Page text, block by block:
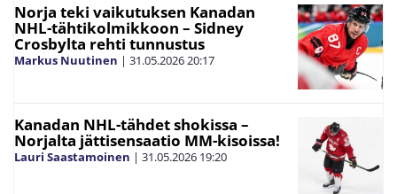
Norja teki vaikutuksen Kanadan
NHL-tähtikolmikkoon – Sidney
Crosbylta rehti tunnustus
Markus Nuutinen | 31.05.202620:17
Kanadan NHL-tähdet shokissa –
Norjalta jättisensaatio MM-kisoissa!
Lauri Saastamoinen | 31.05.2026 19:20